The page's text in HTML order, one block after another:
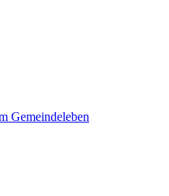
Gemeindeleben